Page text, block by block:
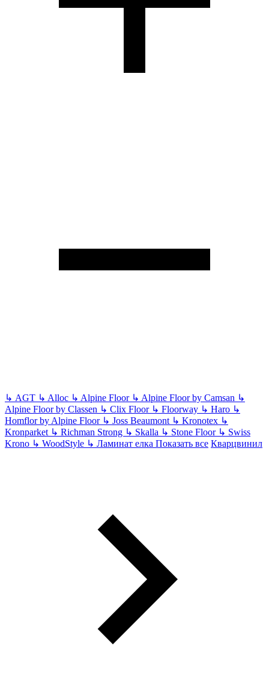
↳ AGT ↳ Alloc ↳ Alpine Floor ↳ Alpine Floor by Camsan ↳
Alpine Floor by Classen ↳ Clix Floor ↳ Floorway ↳ Haro ↳
Homflor by Alpine Floor ↳ Joss Beaumont ↳ Kronotex ↳
Kronparket ↳ Richman Strong ↳ Skalla ↳ Stone Floor ↳ Swiss
Krono ↳ WoodStyle ↳ Ламинат елка Показать все Кварцвинил